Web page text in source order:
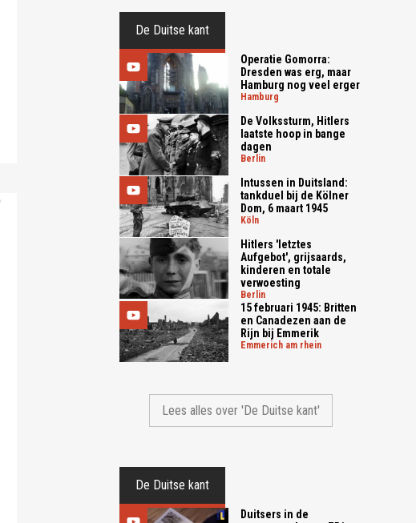
De Duitse kant
Operatie Gomorra:
Dresden was erg, maar
Hamburg nog veel erger
hamburg
De Volkssturm, Hitlers
laatste hoop in bange
dagen
berlin
Intussen in Duitsland:
tankduel bij de Kölner
Dom, 6 maart 1945
köln
Hitlers 'letztes
Aufgebot', grijsaards,
kinderen en totale
verwoesting
berlin
15 februari 1945: Britten
en Canadezen aan de
Rijn bij Emmerik
emmerich am rhein
Lees alles over 'De Duitse kant'
De Duitse kant
Duitsers in de